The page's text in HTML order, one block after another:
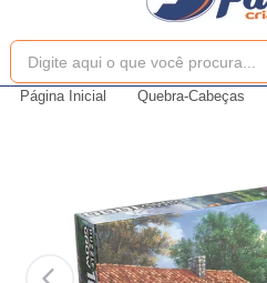
Página Inicial Quebra-Cabeças